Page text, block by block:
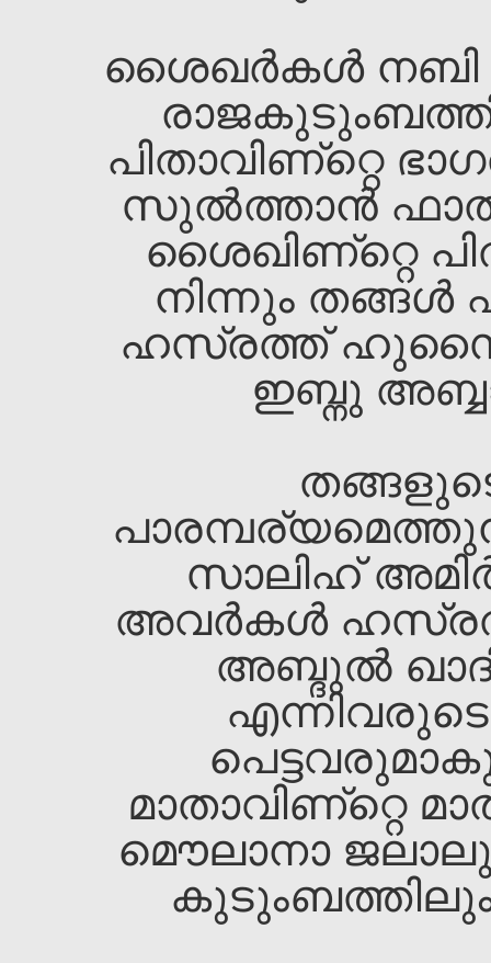
ശൈഖ‌ര്‍കള്‍ നബി
പിതാവിണ്റ്റെ
സുല്‍ത്താന്‍
ശൈഖ‌ിണ്റ്റെ
നിന്നും
ഹസ്രത്ത്‌
ഇബ്നു
സാലിഹ്‌
അവര്‍കള്‍
അബ്ദുല്‍
മാതാവിണ്റ്റെ
മൌലാനാ